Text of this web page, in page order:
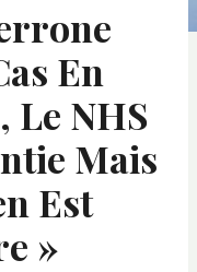
En
Le NHS
Mais
Est
»